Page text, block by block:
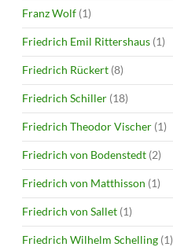
Franz Wolf (1)
Friedrich Emil Rittershaus (1)
Friedrich Rückert (8)
Friedrich Schiller (18)
Friedrich Theodor Vischer (1)
Friedrich von Bodenstedt (2)
Friedrich von Matthisson (1)
Friedrich von Sallet (1)
Friedrich Wilhelm Schelling (1)